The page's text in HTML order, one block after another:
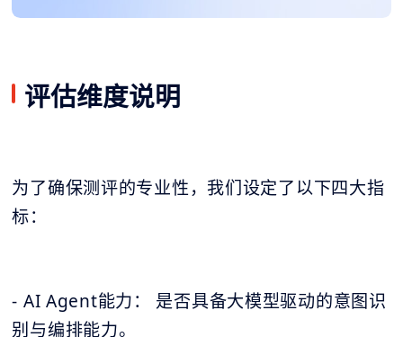
评估维度说明
为了确保测评的专业性，我们设定了以下四大指
标：
- AI Agent能力： 是否具备大模型驱动的意图识
别与编排能力。